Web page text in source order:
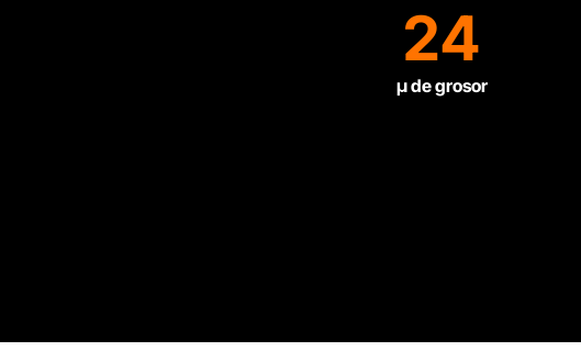
24
µ de grosor